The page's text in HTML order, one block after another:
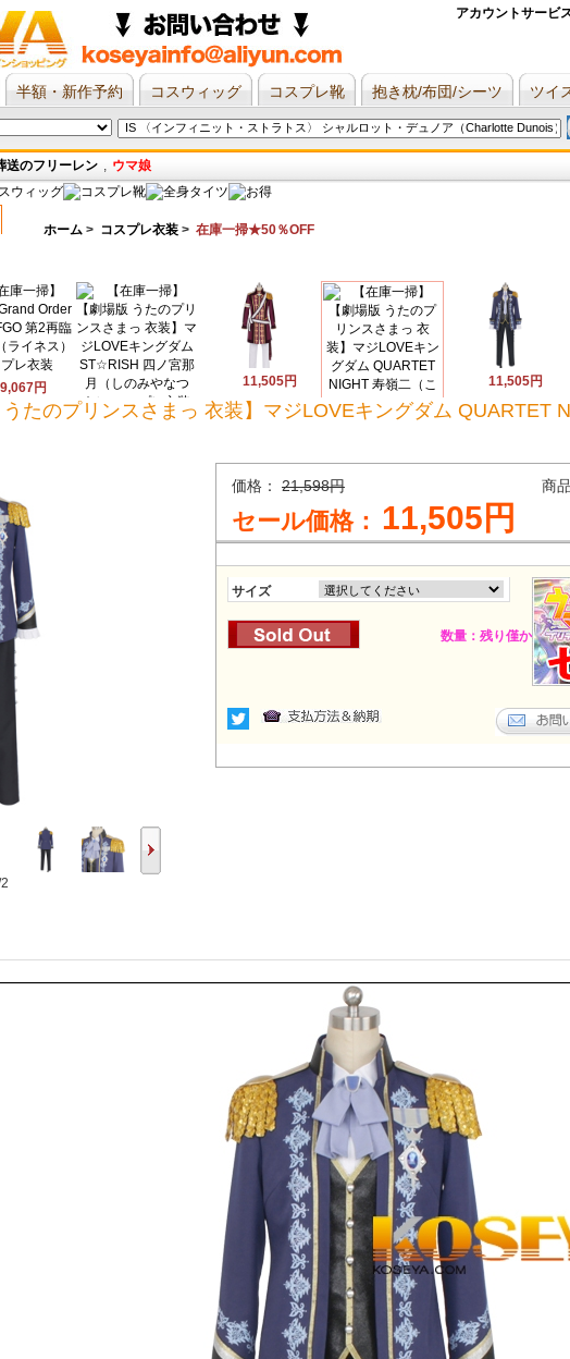
アカウントサービ
半額・新作予約 コスウィッグ コスプレ靴 抱き枕/布団/シーツ ツイ
送のフリーレン , ウマ娘
ホーム > コスプレ衣装 > 在庫一掃★50％OFF
9,067円
11,505円
11,505円 11,505円
うたのプリンスさまっ 衣装】マジLOVEキングダム QUARTET
価格： 21,598円 商
セール価格： 11,505円
サイズ
数量：残り僅か